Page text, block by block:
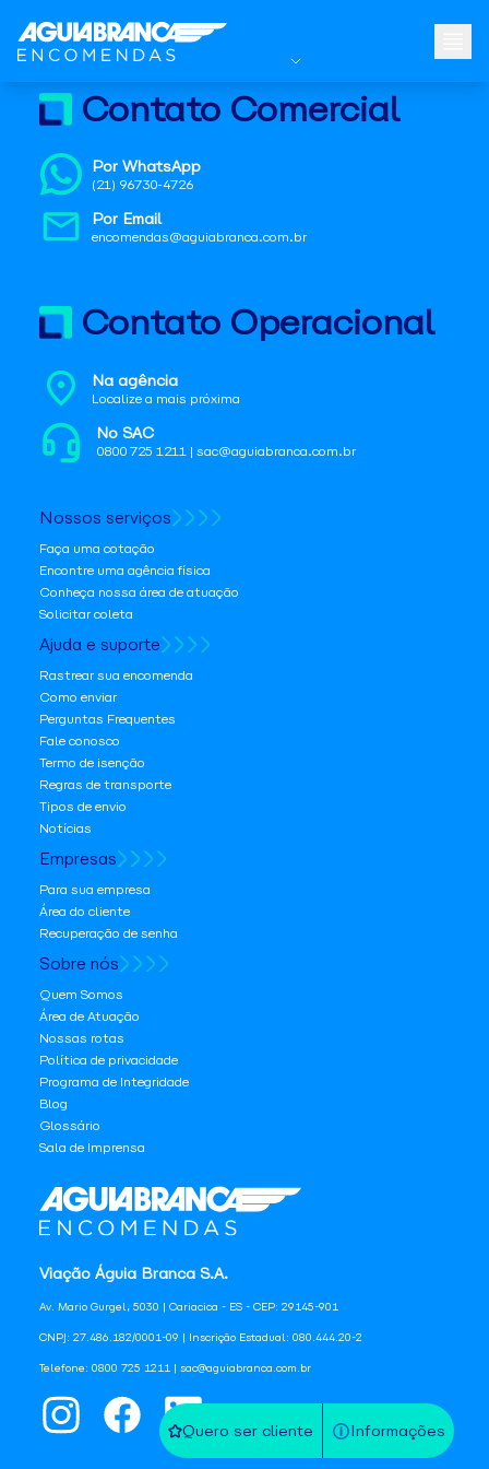
Quero ser cliente Informações
Viação Águia Branca S.A.
Av. Mario Gurgel, 5030 | Cariacica - ES - CEP: 29145-901
CNPJ: 27.486.182/0001-09 | Inscrição Estadual: 080.444.20-2
Telefone: 0800 725 1211 | sac@aguiabranca.com.br
Contato Comercial
Por WhatsApp
(21) 96730-4726
Por Email
encomendas@aguiabranca.com.br
Contato Operacional
Na agência
Localize a mais próxima
No SAC
0800 725 1211 | sac@aguiabranca.com.br
Nossos serviços
Faça uma cotação
Encontre uma agência física
Conheça nossa área de atuação
Solicitar coleta
Ajuda e suporte
Rastrear sua encomenda
Como enviar
Perguntas Frequentes
Fale conosco
Termo de isenção
Regras de transporte
Tipos de envio
Notícias
Empresas
Para sua empresa
Área do cliente
Recuperação de senha
Sobre nós
Quem Somos
Área de Atuação
Nossas rotas
Política de privacidade
Programa de Integridade
Blog
Glossário
Sala de Imprensa